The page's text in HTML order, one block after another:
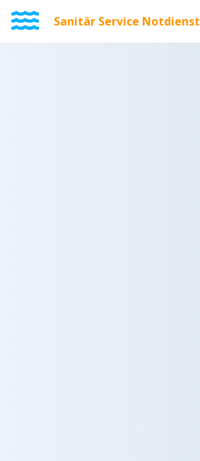
Sanitär Service Notdienst